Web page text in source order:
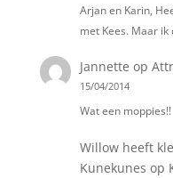
Arjan en Karin,
met Kees. Maar
Jannette op
15/04/2014
Wat een moppies!!
Willow heeft
Kunekunes op